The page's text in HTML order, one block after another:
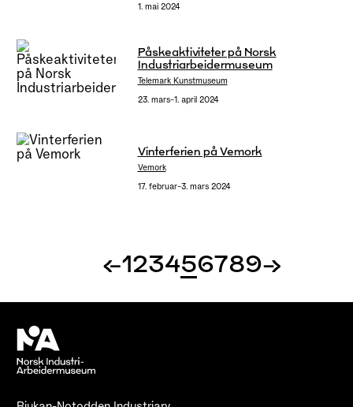
1. mai 2024
Påskeaktiviteter på Norsk
Industriarbeidermuseum
Telemark Kunstmuseum
23. mars–1. april 2024
Vinterferien på Vemork
Vemork
17. februar–3. mars 2024
←123456789→